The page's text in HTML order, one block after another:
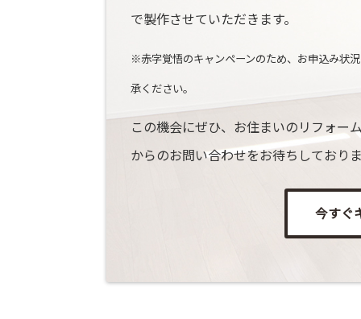
で製作させていただきます。
※赤字覚悟のキャンペーンのため、お申込み状
承ください。
この機会にぜひ、お住まいのリフォー
からのお問い合わせをお待ちしており
今すぐ